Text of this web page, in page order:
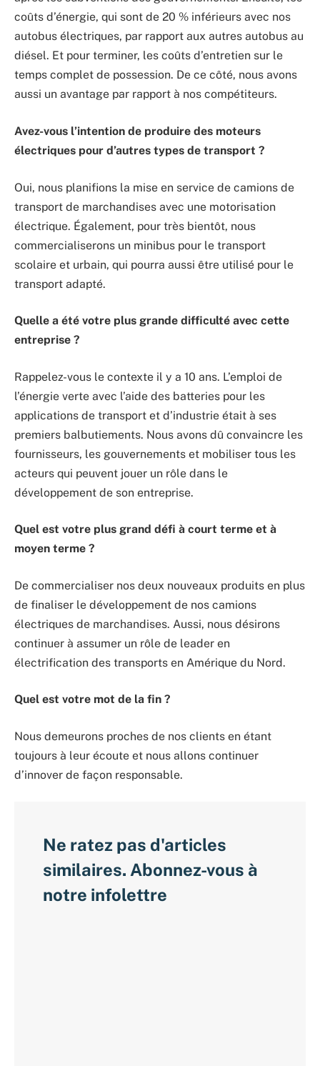
coûts d’énergie, qui sont de 20 % inférieurs avec nos
autobus électriques, par rapport aux autres autobus au
diésel. Et pour terminer, les coûts d’entretien sur le
temps complet de possession. De ce côté, nous avons
aussi un avantage par rapport à nos compétiteurs.
Avez-vous l’intention de produire des moteurs
électriques pour d’autres types de transport ?
Oui, nous planifions la mise en service de camions de
transport de marchandises avec une motorisation
électrique. Également, pour très bientôt, nous
commercialiserons un minibus pour le transport
scolaire et urbain, qui pourra aussi être utilisé pour le
transport adapté.
Quelle a été votre plus grande difficulté avec cette
entreprise ?
Rappelez-vous le contexte il y a 10 ans. L’emploi de
l’énergie verte avec l’aide des batteries pour les
applications de transport et d’industrie était à ses
premiers balbutiements. Nous avons dû convaincre les
fournisseurs, les gouvernements et mobiliser tous les
acteurs qui peuvent jouer un rôle dans le
développement de son entreprise.
Quel est votre plus grand défi à court terme et à
moyen terme ?
De commercialiser nos deux nouveaux produits en plus
de finaliser le développement de nos camions
électriques de marchandises. Aussi, nous désirons
continuer à assumer un rôle de leader en
électrification des transports en Amérique du Nord.
Quel est votre mot de la fin ?
Nous demeurons proches de nos clients en étant
toujours à leur écoute et nous allons continuer
d’innover de façon responsable.
Ne ratez pas d'articles
similaires. Abonnez-vous à
notre infolettre